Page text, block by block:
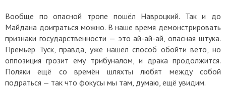
Вообще по опасной тропе пошёл Навроцкий. Так и до
Майдана доиграться можно. В наше время демонстрировать
признаки государственности — это ай-ай-ай, опасная штука.
Премьер Туск, правда, уже нашёл способ обойти вето, но
оппозиция грозит ему трибуналом, и драка продолжится.
Поляки ещё со времён шляхты любят между собой
подраться — так что фокусы мы там, думаю, ещё увидим.